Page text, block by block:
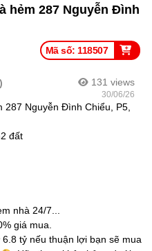
hẻm 287 Nguyễn Đình
Mã số: 118507
131 views
30/06/26
287 Nguyễn Đình Chiểu, P5,
đất
nhà 24/7...
giá mua.
tỷ nếu thuận lợi bạn sẽ mua